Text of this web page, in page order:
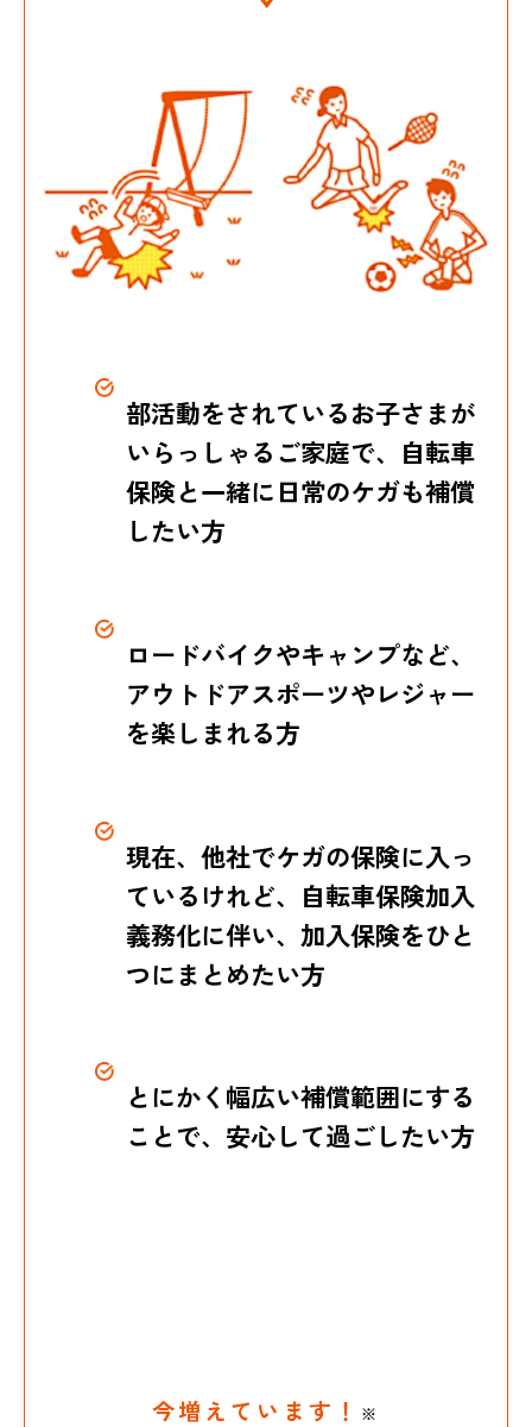
部活動をされているお子さまが
いらっしゃるご家庭で、 自転車
保険と一緒に日常のケガも補償
したい方
ロードバイクやキャンプなど、
アウトドアスポーツやレジャー
を楽しまれる方
現在、他社でケガの保険に入っ
ているけれど、 自転車保険加入
義務化に伴い、加入保険をひと
つにまとめたい方
とにかく幅広い補償範囲にする
ことで、安心して過ごしたい方
今増えています！ ※